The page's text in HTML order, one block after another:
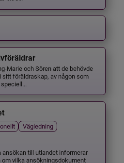
Marie och Sören att de behövde
föräldraskap, av någon som
Vägledning
ansökan till utlandet informerar
vilka ansökningsdokument